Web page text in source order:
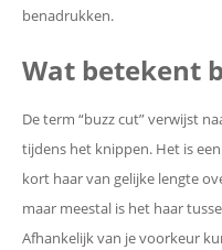
benadrukken.
Wat betekent
De term “buzz cut” verwijst
tijdens het knippen. Het is
kort haar van gelijke lengte
maar meestal is het haar
Afhankelijk van je voorkeur